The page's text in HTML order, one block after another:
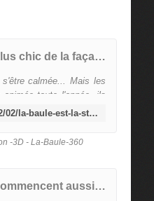
La Baule est la station balnéaire la plus chic de la façade atlantique : Reputation -3D - La-Baule-360
calmée... Mais les
toute l'année, ils
https://la-baule-360.reputation-3d.com/2022/02/la-baule-est-la-station-balneaire-la-plus-chic-de-la-facade-atlantique-reputation-3d.html
-3D - La-Baule-360
La Baule Reputation : les maisons commencent aussi à avoir du mal à se vendre - La-Baule-360